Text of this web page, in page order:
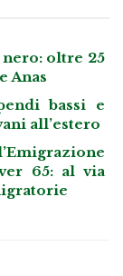
oltre 25
Anas
bassi e
all’estero
65: al via